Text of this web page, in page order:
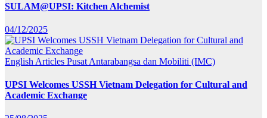
SULAM@UPSI: Kitchen Alchemist
04/12/2025
English Articles Pusat Antarabangsa dan Mobiliti (IMC)
UPSI Welcomes USSH Vietnam Delegation for Cultural and
Academic Exchange